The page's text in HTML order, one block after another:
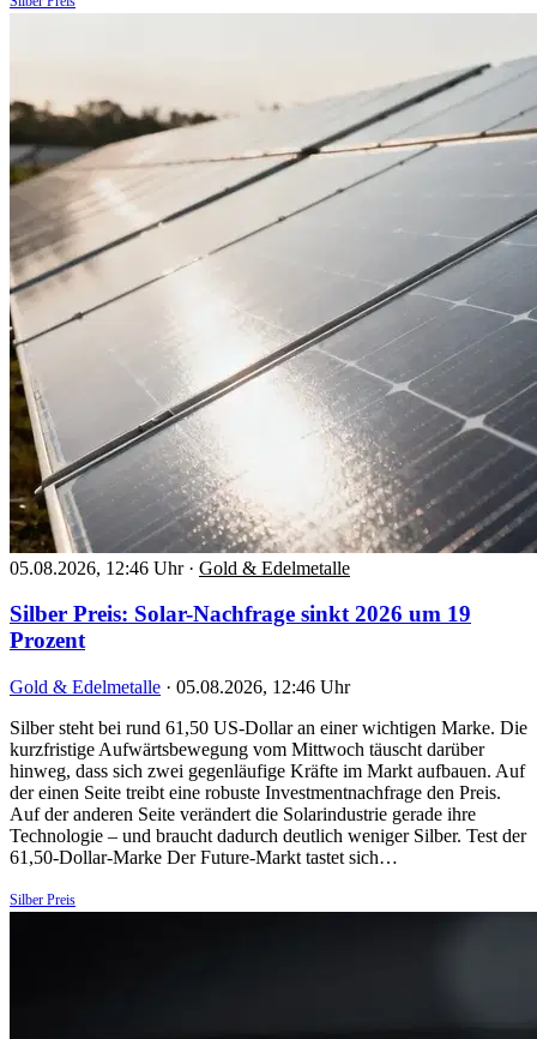
05.08.2026, 12:46 Uhr · Gold & Edelmetalle
Silber Preis: Solar-Nachfrage sinkt 2026 um 19
Prozent
Gold & Edelmetalle · 05.08.2026, 12:46 Uhr
Silber steht bei rund 61,50 US-Dollar an einer wichtigen Marke. Die
kurzfristige Aufwärtsbewegung vom Mittwoch täuscht darüber
hinweg, dass sich zwei gegenläufige Kräfte im Markt aufbauen. Auf
der einen Seite treibt eine robuste Investmentnachfrage den Preis.
Auf der anderen Seite verändert die Solarindustrie gerade ihre
Technologie – und braucht dadurch deutlich weniger Silber. Test der
61,50-Dollar-Marke Der Future-Markt tastet sich…
Silber Preis